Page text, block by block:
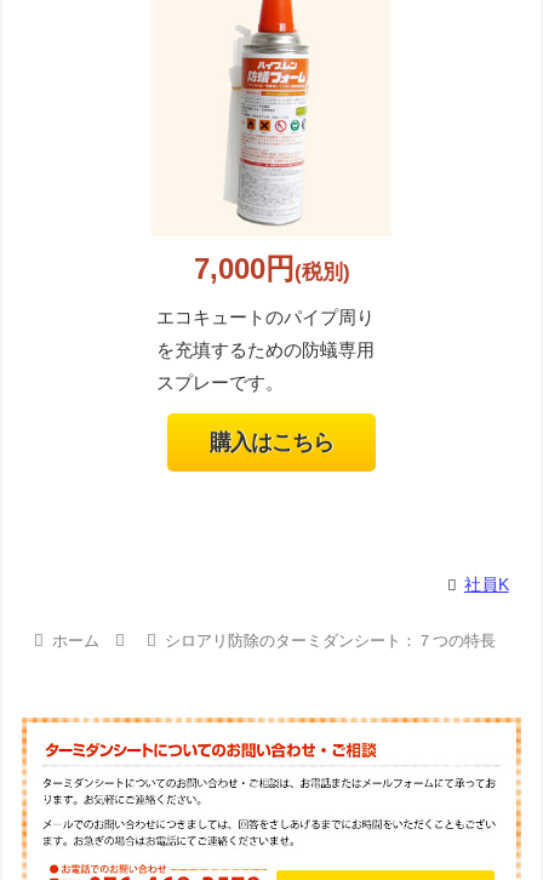
7,000円 (税別)
エコキュートのパイプ周り
を充填するための防蟻専用
スプレーです。
購入はこちら
社員K
ホーム シロアリ防除のターミダンシート：７つの特長